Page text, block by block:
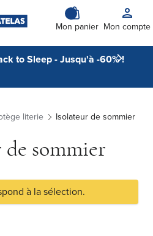
Mon panier Mon compte
to Sleep - Jusqu'à -60% !
literie Isolateur de sommier
sommier
à la sélection.